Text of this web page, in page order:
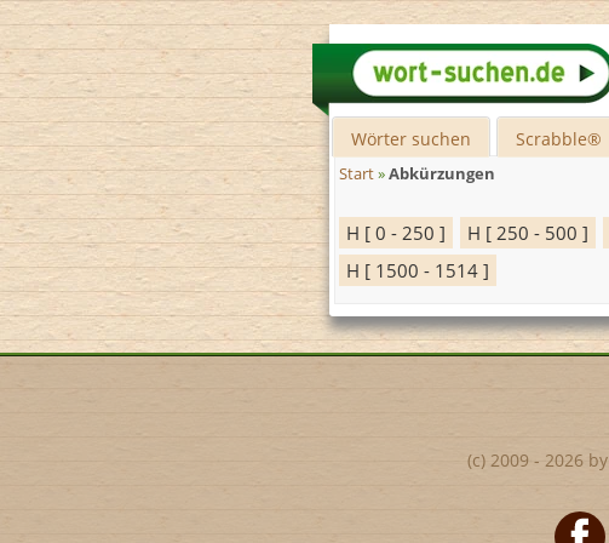
Wörter suchen Scrabble®
Start»Abkürzungen
H [ 0 - 250 ] H [ 250 - 500 ]
H [ 1500 - 1514 ]
(c) 2009 - 2026 by